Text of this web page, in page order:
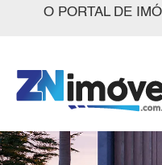
O PORTAL DE